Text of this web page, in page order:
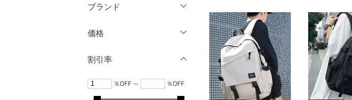
帽子
ヘアアクセサリー
マタニティウェア・ベビ
ー用品
スーツ・フォーマル
M
XL
9 9.5
クリア 絞り込み
ブランド
価格
絞り込み
割引率
％OFF ～ ％OFF